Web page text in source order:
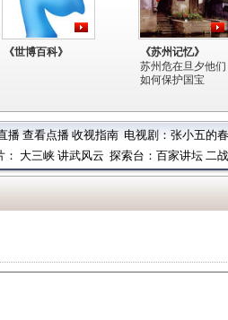
《世博百科》
《苏州记忆》
苏州危在旦夕他们
如何保护国宝
播查看点播 收视指南 电视剧： 张小五的
大三峡 讲武风云 探索台： 百家讲坛 二